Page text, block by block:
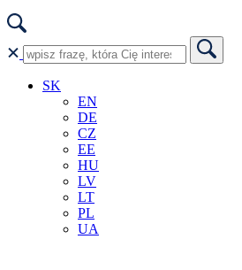
SK
EN
DE
CZ
EE
HU
LV
LT
PL
UA